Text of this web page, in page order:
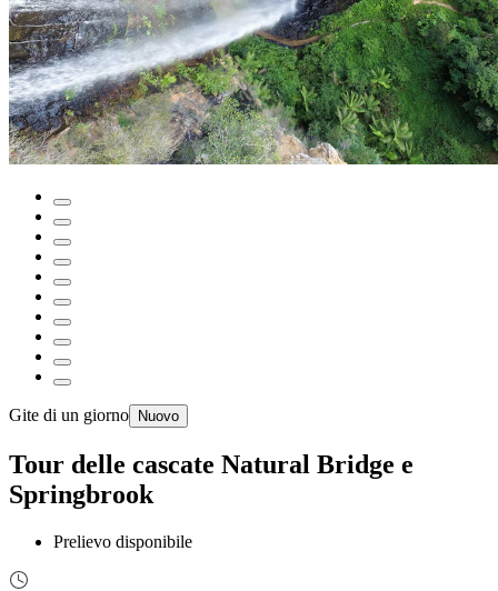
Gite di un giorno Nuovo
Tour delle cascate Natural Bridge e
Springbrook
Prelievo disponibile